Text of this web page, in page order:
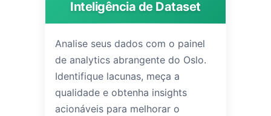
Inteligência de Dataset
Analise seus dados com o painel
de analytics abrangente do Oslo.
Identifique lacunas, meça a
qualidade e obtenha insights
acionáveis para melhorar o